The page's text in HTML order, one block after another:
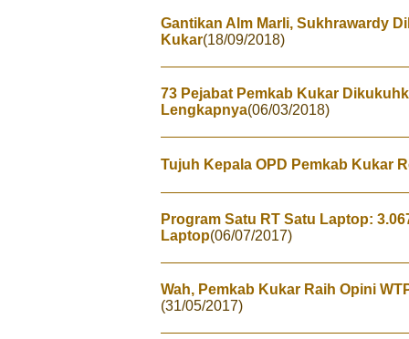
Gantikan Alm Marli, Sukhrawardy
Kukar(18/09/2018)
73 Pejabat Pemkab Kukar
Lengkapnya(06/03/2018)
Tujuh Kepala OPD Pemkab Kukar
Program Satu RT Satu Laptop:
Laptop(06/07/2017)
Wah, Pemkab Kukar Raih Opini
(31/05/2017)